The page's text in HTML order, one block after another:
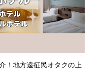
！地方遠征民オタクの上